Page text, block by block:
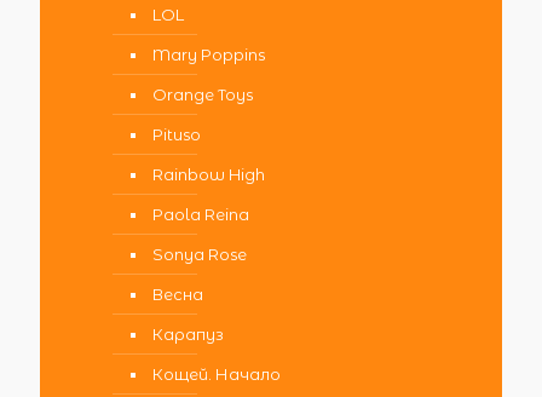
LOL
Mary Poppins
Orange Toys
Pituso
Rainbow High
Paola Reina
Sonya Rose
Весна
Карапуз
Кощей. Начало